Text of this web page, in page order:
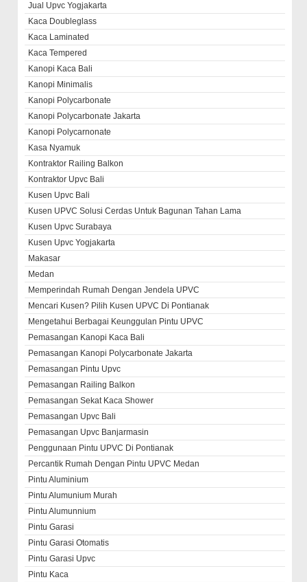
Jual Upvc Yogjakarta
Kaca Doubleglass
Kaca Laminated
Kaca Tempered
Kanopi Kaca Bali
Kanopi Minimalis
Kanopi Polycarbonate
Kanopi Polycarbonate Jakarta
Kanopi Polycarnonate
Kasa Nyamuk
Kontraktor Railing Balkon
Kontraktor Upvc Bali
Kusen Upvc Bali
Kusen UPVC Solusi Cerdas Untuk Bagunan Tahan Lama
Kusen Upvc Surabaya
Kusen Upvc Yogjakarta
Makasar
Medan
Memperindah Rumah Dengan Jendela UPVC
Mencari Kusen? Pilih Kusen UPVC Di Pontianak
Mengetahui Berbagai Keunggulan Pintu UPVC
Pemasangan Kanopi Kaca Bali
Pemasangan Kanopi Polycarbonate Jakarta
Pemasangan Pintu Upvc
Pemasangan Railing Balkon
Pemasangan Sekat Kaca Shower
Pemasangan Upvc Bali
Pemasangan Upvc Banjarmasin
Penggunaan Pintu UPVC Di Pontianak
Percantik Rumah Dengan Pintu UPVC Medan
Pintu Aluminium
Pintu Alumunium Murah
Pintu Alumunnium
Pintu Garasi
Pintu Garasi Otomatis
Pintu Garasi Upvc
Pintu Kaca